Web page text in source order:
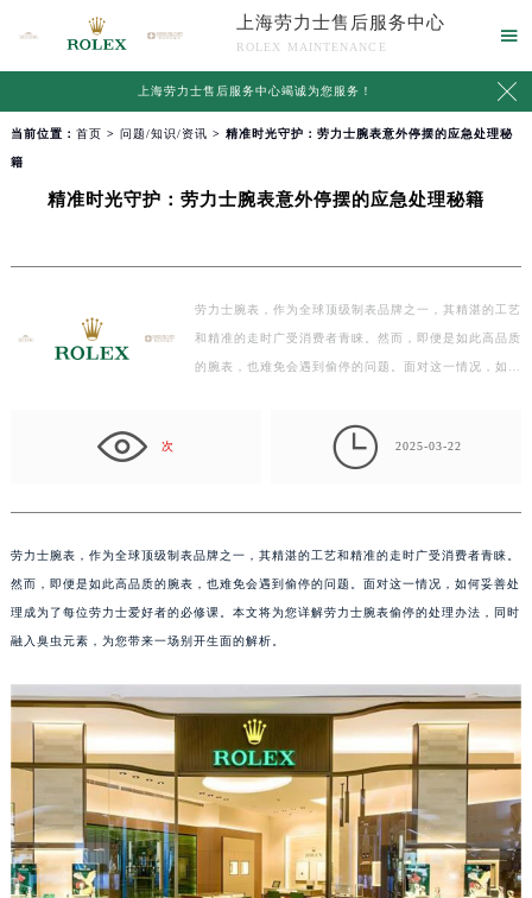
上海劳力士售后服务中心
ROLEX MAINTENANCE

上海劳力士售后服务中心竭诚为您服务！ 
当前位置： 首页 > 问题/知识/资讯 > 精准时光守护：劳力士腕表意外停摆的应急处理秘
籍
精准时光守护：劳力士腕表意外停摆的应急处理秘籍
劳力士腕表，作为全球顶级制表品牌之一，其精湛的工艺
和精准的走时广受消费者青睐。然而，即便是如此高品质
的腕表，也难免会遇到偷停的问题。面对这一情况，如何
次  2025-03-22
劳力士腕表，作为全球顶级制表品牌之一，其精湛的工艺和精准的走时广受消费者青睐。
然而，即便是如此高品质的腕表，也难免会遇到偷停的问题。面对这一情况，如何妥善处
理成为了每位劳力士爱好者的必修课。本文将为您详解劳力士腕表偷停的处理办法，同时
融入臭虫元素，为您带来一场别开生面的解析。